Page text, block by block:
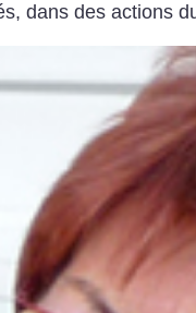
dans des actions